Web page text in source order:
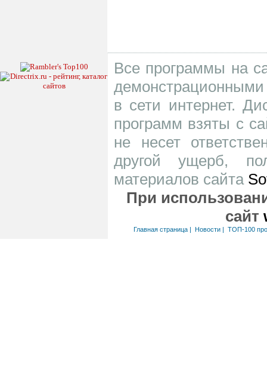
Все программы на
в сети интернет.
программ взяты с
не несет
другой ущерб,
материалов сайта
При
сайт
Главная страница| Новости| ТОП-100